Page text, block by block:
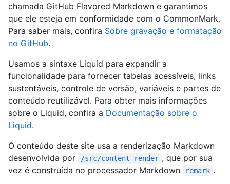
chamada GitHub Flavored Markdown e garantimos
que ele esteja em conformidade com o CommonMark.
Para saber mais, confira Sobre gravação e formatação
no GitHub.
Usamos a sintaxe Liquid para expandir a
funcionalidade para fornecer tabelas acessíveis, links
sustentáveis, controle de versão, variáveis e partes de
conteúdo reutilizável. Para obter mais informações
sobre o Liquid, confira a Documentação sobre o
Liquid.
O conteúdo deste site usa a renderização Markdown
desenvolvida por
/src/content-render , que por sua
vez é construída no processador Markdown
remark .